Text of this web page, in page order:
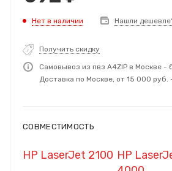
Нет в наличии Нашли
Получить скидку
Самовывоз из пвз A4ZIP в Москве -
Доставка по Москве, от 15 000 руб.
СОВМЕСТИМОСТЬ
HP LaserJet 2100 HP